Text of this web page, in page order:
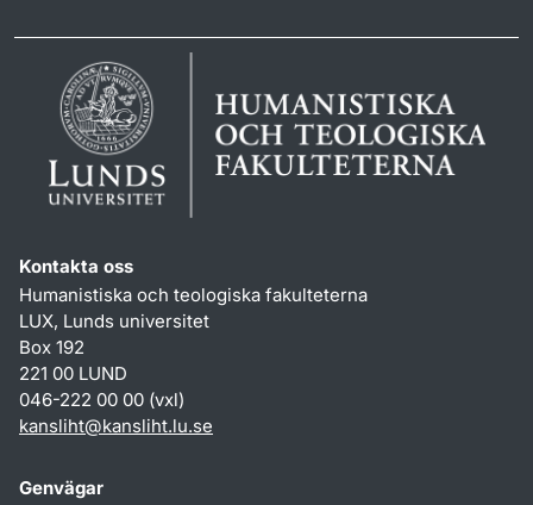
Kontakta oss
Humanistiska och teologiska fakulteterna
LUX, Lunds universitet
Box 192
221 00 LUND
046-222 00 00 (vxl)
kansliht@kansliht.lu.se
Genvägar